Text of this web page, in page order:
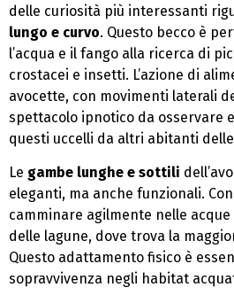
delle curiosità più interessanti
lungo e curvo. Questo becco è
l’acqua e il fango alla ricerca di
crostacei e insetti. L’azione di
avocette, con movimenti laterali
spettacolo ipnotico da osservare
questi uccelli da altri abitanti
Le gambe lunghe e sottili
eleganti, ma anche funzionali.
camminare agilmente nelle
delle lagune, dove trova la
Questo adattamento fisico è
sopravvivenza negli habitat